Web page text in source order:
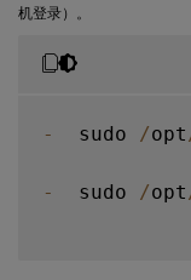
机登录）。
-
  sudo
/opt
-
  sudo
/opt